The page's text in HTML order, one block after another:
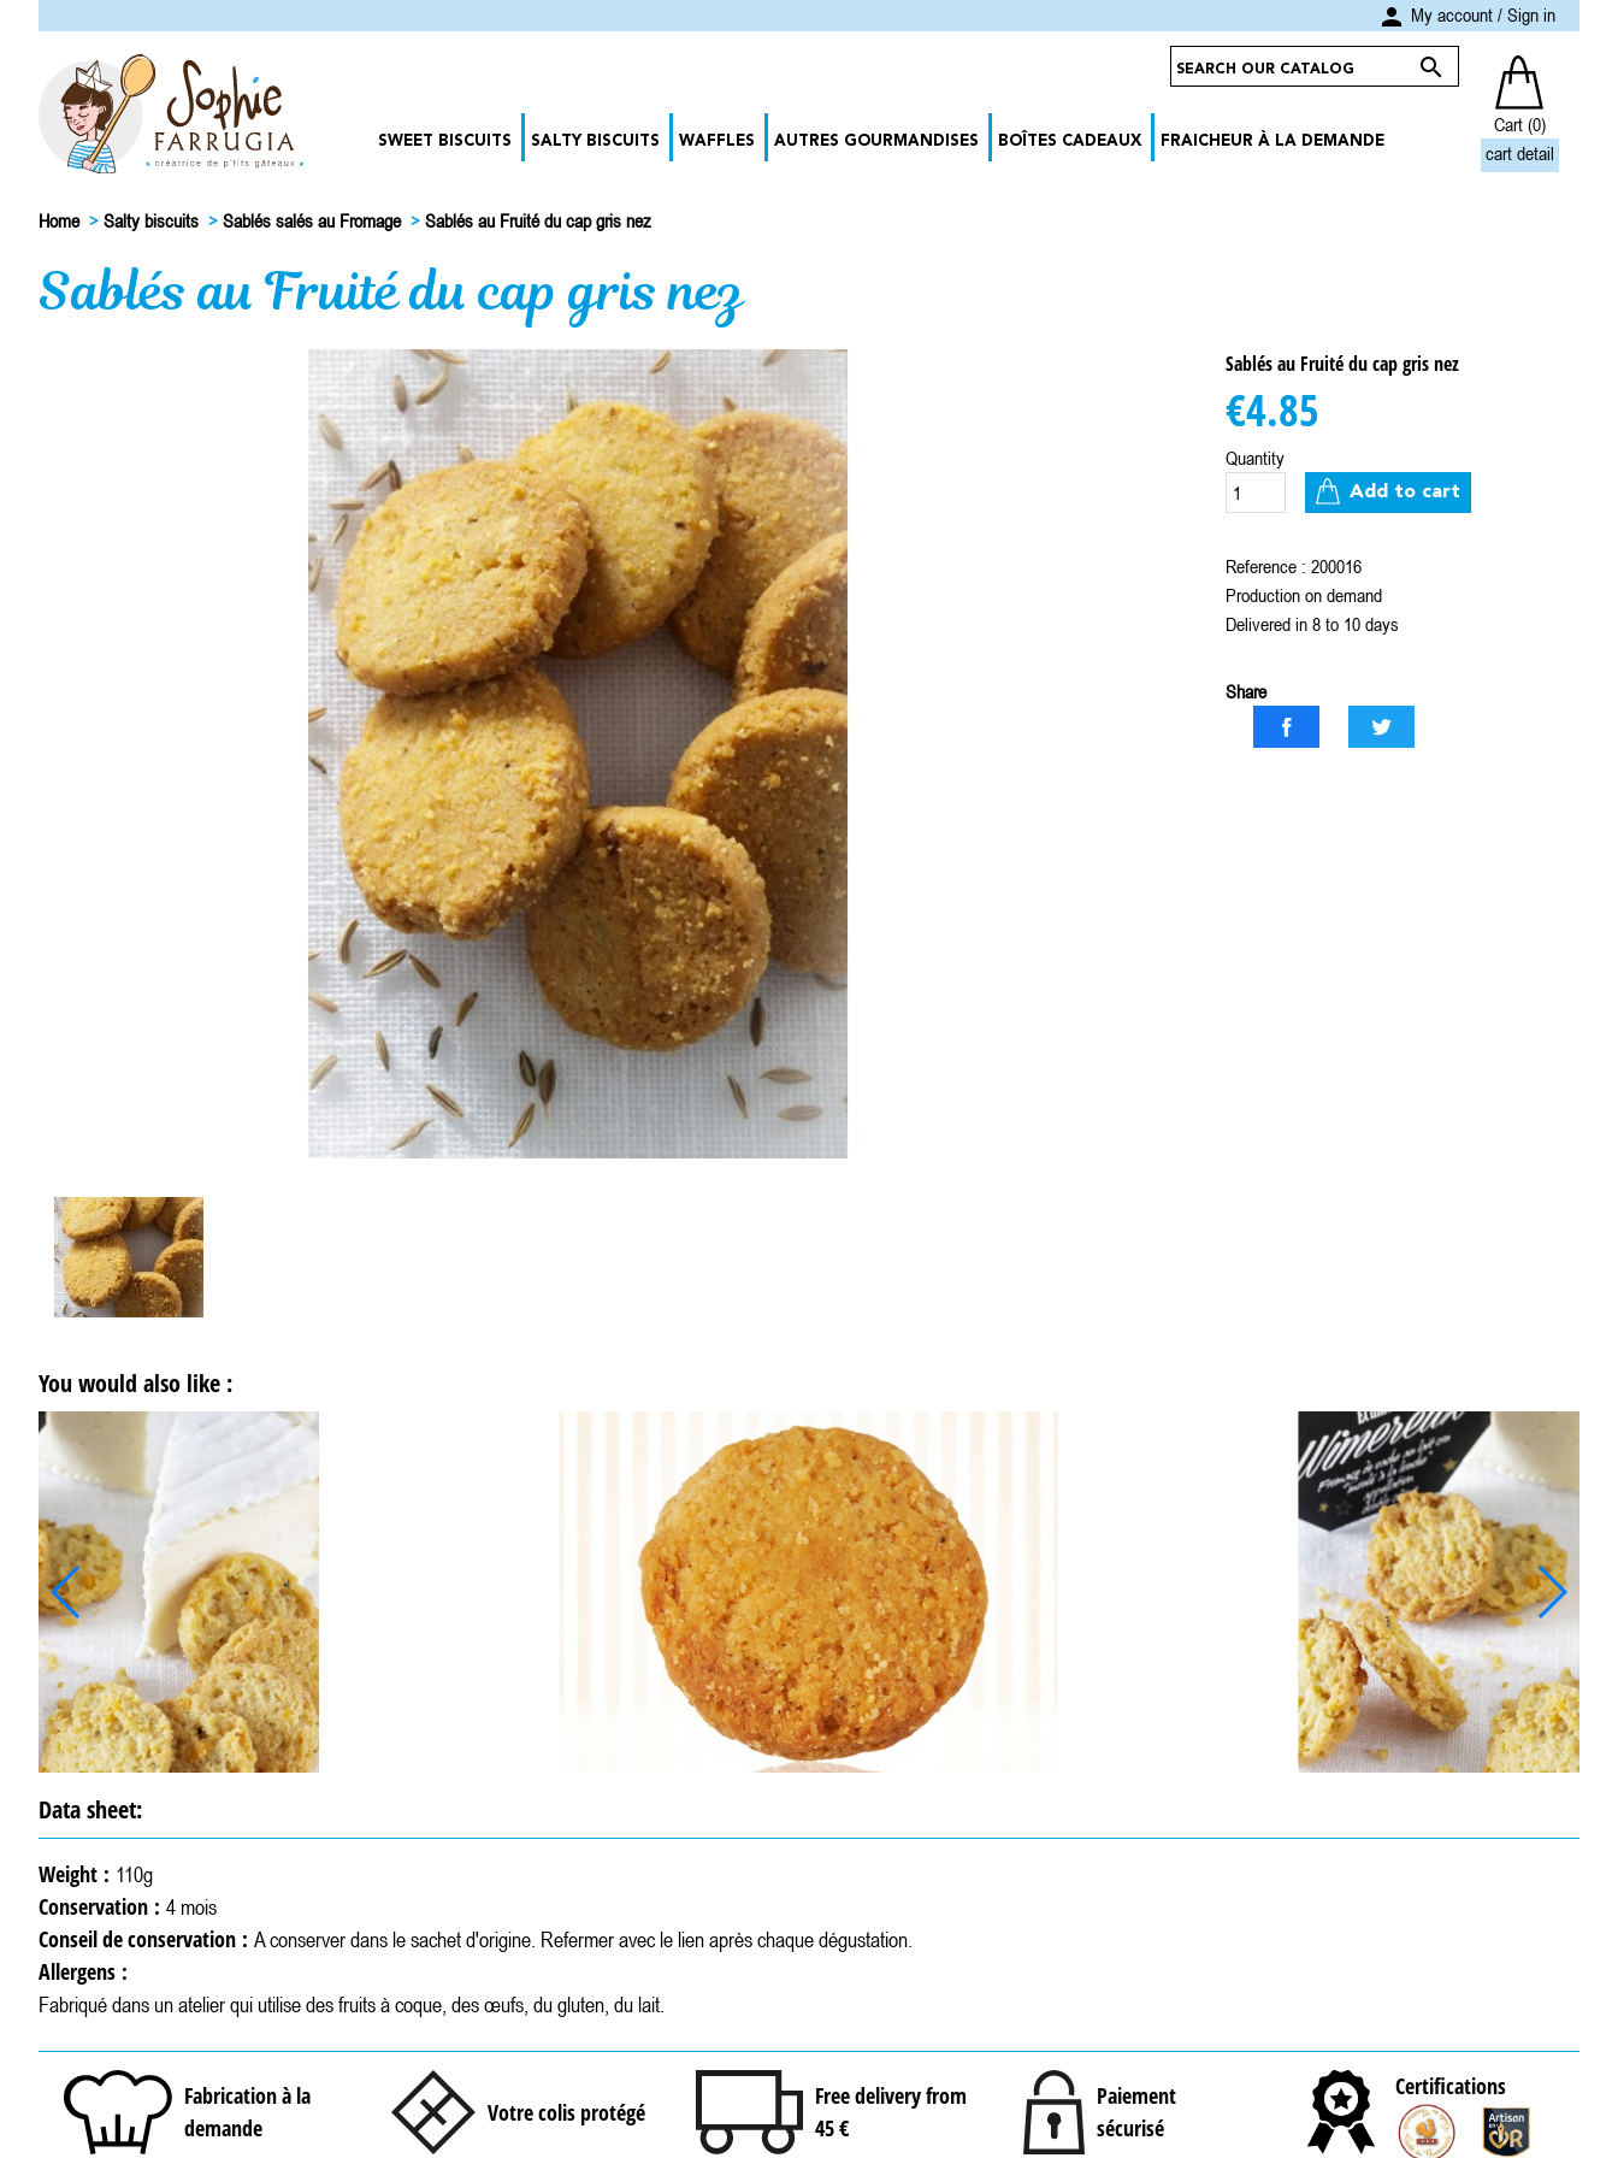
person My account / Sign in

SWEET BISCUITS SALTY BISCUITS WAFFLES AUTRES GOURMANDISES BOÎTES CADEAUX FRAICHEUR À LA DEMANDE
Cart (0)
cart detail
Home > Salty biscuits > Sablés salés au Fromage > Sablés au Fruité du cap gris nez
Sablés au Fruité du cap gris nez
Sablés au Fruité du cap gris nez
€4.85
Quantity
Add to cart
Reference : 200016
Production on demand
Delivered in 8 to 10 days
Share
You would also like :
Data sheet:
Weight : 110g
Conservation : 4 mois
Conseil de conservation : A conserver dans le sachet d'origine. Refermer avec le lien après chaque dégustation.
Allergens :
Fabriqué dans un atelier qui utilise des fruits à coque, des œufs, du gluten, du lait.
Fabrication à la
demande
Votre colis protégé
Free delivery from
45 €
Paiement
sécurisé
Certifications